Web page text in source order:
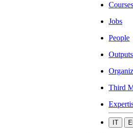
Courses
Jobs
People
Outputs
Third
IT